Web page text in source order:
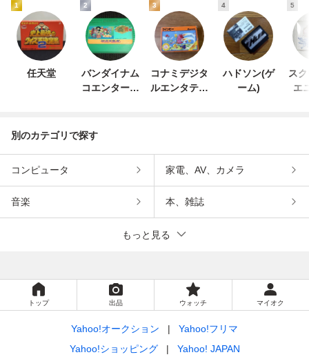
1
任天堂
2
バンダイナム
コエンターテ
3
コナミデジタ
ルエンタテイ
4
ハドソン(ゲ
ーム)
5
ス
エ
別のカテゴリで探す
コンピュータ 家電、AV、カメラ
音楽 本、雑誌
もっと見る
トップ 出品 ウォッチ マイオク
Yahoo!オークション
Yahoo!フリマ
Yahoo!ショッピング
Yahoo! JAPAN